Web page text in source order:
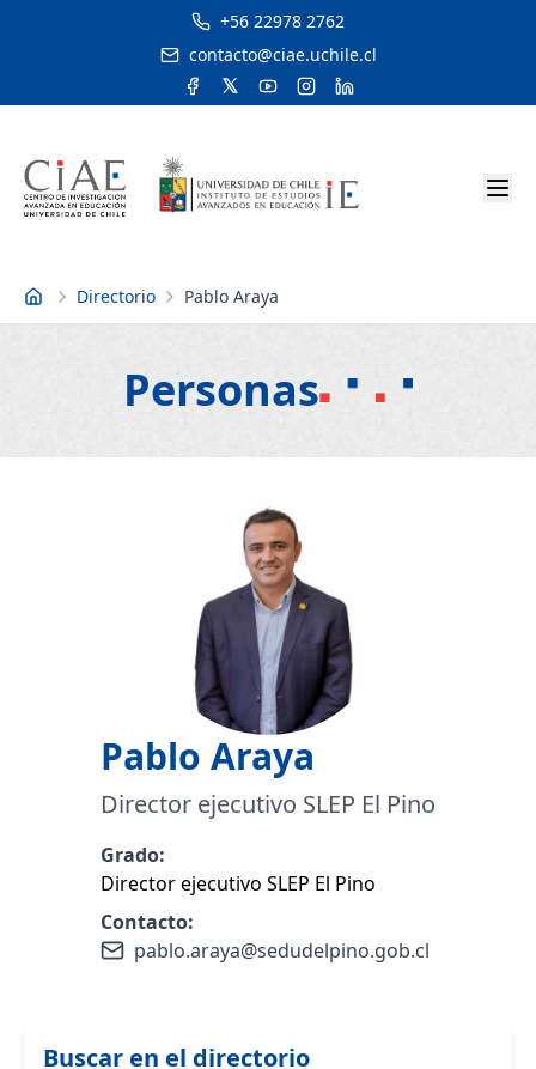
+56 22978 2762
contacto@ciae.uchile.cl
Inicio Directorio Pablo Araya
Personas
Pablo Araya
Director ejecutivo SLEP El Pino
Grado:
Director ejecutivo SLEP El Pino
Contacto:
pablo.araya@sedudelpino.gob.cl
Buscar en el directorio